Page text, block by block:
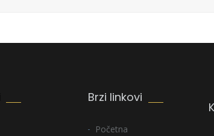
Brzi linkovi
Početna